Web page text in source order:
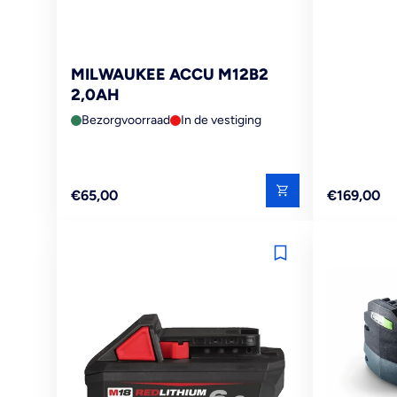
MILWAUKEE ACCU M12B2
2,0AH
Bezorgvoorraad In de vestiging
Reguliere
€65,00
Reguliere
€169,00